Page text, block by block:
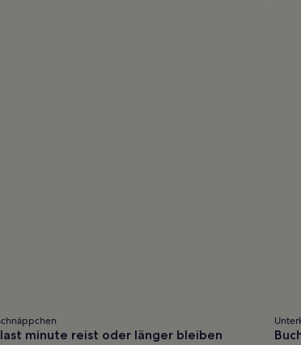
minute reist oder länger bleiben